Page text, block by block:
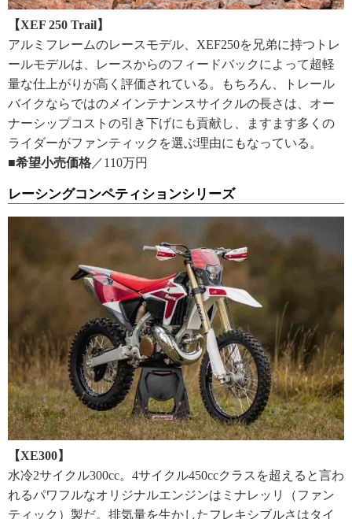
【XEF 250 Trail】
アルミフレームのレースモデル、XEF250を兄弟に持つトレ
ールモデルは、レースからのフィードバックによって超軽
量な仕上がりが高く評価されている。もちろん、トレール
バイクならではのメインテナンスサイクルの長さは、オー
ナーシップコストの引き下げにも貢献し、ますます多くの
ライダーがファンティックを選ぶ理由にもなっている。
■希望小売価格 ／110万円
レーシングコンペティションシリーズ
【XE300】
水冷2サイクル300cc。4サイクル450ccクラスを超えると言わ
れるパワフルなオリジナルエンジンはミナレッリ（ファン
ティック）製だ。排気量を生かしたフレキシブルさはタイ